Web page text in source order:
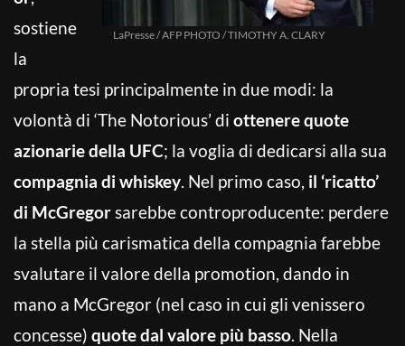
LaPresse / AFP PHOTO / TIMOTHY A. CLARY
sostiene
la
propria tesi principalmente in due modi: la
volontà di ‘The Notorious’ di ottenere quote
azionarie della UFC; la voglia di dedicarsi alla sua
compagnia di whiskey. Nel primo caso, il ‘ricatto’
di McGregorsarebbe controproducente: perdere
la stella più carismatica della compagnia farebbe
svalutare il valore della promotion, dando in
mano a McGregor (nel caso in cui gli venissero
concesse) quote dal valore più basso. Nella